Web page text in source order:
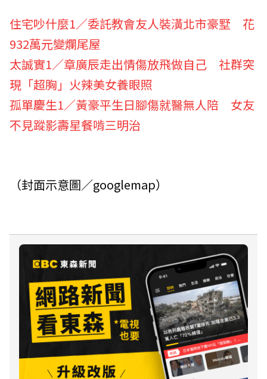
住宅吵什麼1／委託教會友人裝潢北市豪墅 花
932萬元變爛尾屋
太誠實1／章廣辰走出情傷放飛做自己 社群突
現「超胸」火辣美女養眼照
孤單慶生1／黃豪平生日腳傷就醫無人陪 女友
不見蹤影壽星餐啃三明治
（封面示意圖／googlemap）